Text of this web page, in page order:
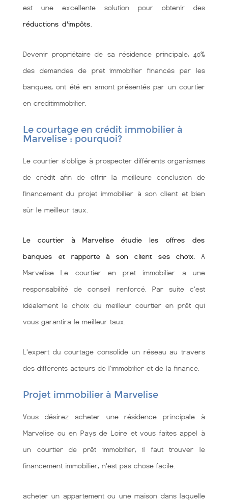
est une excellente solution pour obtenir des
réductions d'impôts
Devenir propriétaire de sa résidence principale, 40%
des demandes de pret immobilier financés par les
banques, ont été en amont présentés par un courtier
en creditimmobilier.
Le courtage en crédit immobilier à
Marvelise : pourquoi?
Le courtier s'oblige à prospecter différents organismes
de crédit afin de offrir la meilleure conclusion de
financement du projet immobilier à son client et bien
sùr le meilleur taux.
Le courtier à Marvelise étudie les offres des
banques et rapporte à son client ses choix . A
Marvelise Le courtier en pret immobilier a une
responsabilité de conseil renforcé. Par suite c'est
idéalement le choix du meilleur courtier en prêt qui
vous garantira le meilleur taux.
L'expert du courtage consolide un réseau au travers
des différents acteurs de l'immobilier et de la finance.
Projet immobilier à Marvelise
Vous désirez acheter une résidence principale à
Marvelise ou en Pays de Loire et vous faites appel à
un courtier de prêt immobilier, il faut trouver le
financement immobilier, n'est pas chose facile.
acheter un appartement ou une maison dans laquelle